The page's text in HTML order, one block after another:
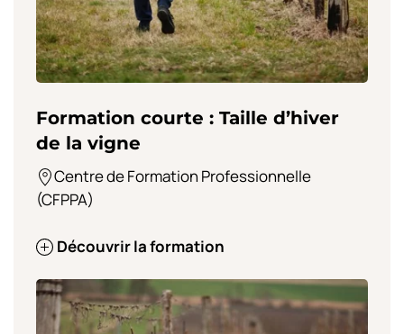
Formation courte : Taille d’hiver
de la vigne
Centre de Formation Professionnelle
(CFPPA)
Découvrir la formation